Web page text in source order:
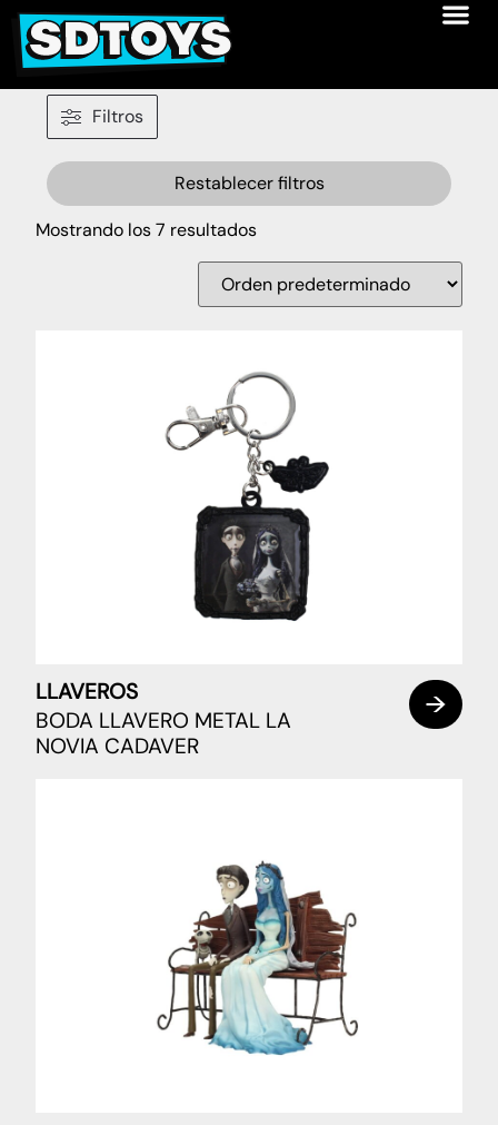
Filtros
Restablecer filtros
Mostrando los 7 resultados
LLAVEROS
BODA LLAVERO METAL LA
NOVIA CADAVER